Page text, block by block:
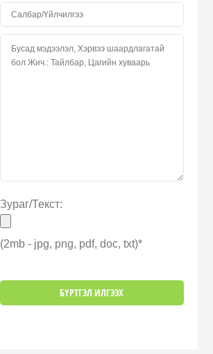
Зураг/Текст:
(2mb - jpg, png, pdf, doc, txt)*